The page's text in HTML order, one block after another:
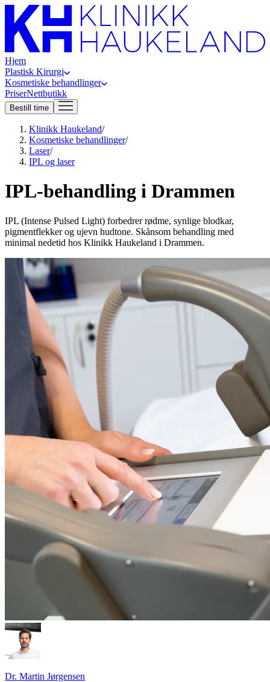
Hjem
Plastisk Kirurgi
Kosmetiske behandlinger
PriserNettbutikk
Bestill time
Klinikk Haukeland/
Kosmetiske behandlinger/
Laser/
IPL og laser
IPL-behandling i Drammen
IPL (Intense Pulsed Light) forbedrer rødme, synlige blodkar,
pigmentflekker og ujevn hudtone. Skånsom behandling med
minimal nedetid hos Klinikk Haukeland i Drammen.
Dr. Martin Jørgensen